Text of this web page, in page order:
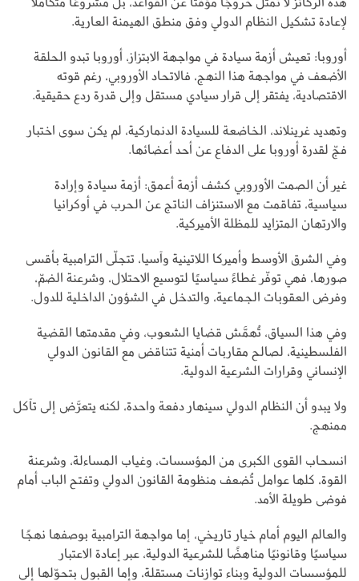
لإعادة تشكيل النظام الدولي وفق منطق الهيمنة العارية.
أوروبا: تعيش أزمة سيادة في مواجهة الابتزاز، أوروبا تبدو الحلقة
الأضعف في مواجهة هذا النهج، فالاتحاد الأوروبي، رغم قوته
الاقتصادية، يفتقر إلى قرار سيادي مستقل وإلى قدرة ردع حقيقية.
وتهديد غرينلاند، الخاضعة للسيادة الدنماركية، لم يكن سوى اختبار
فجّ لقدرة أوروبا على الدفاع عن أحد أعضائها.
غير أن الصمت الأوروبي كشف أزمة أعمق: أزمة سيادة وإرادة
سياسية، تفاقمت مع الاستنزاف الناتج عن الحرب في أوكرانيا
والارتهان المتزايد للمظلة الأميركية.
وفي الشرق الأوسط وأميركا اللاتينية وآسيا، تتجلّى الترامبية بأقسى
صورها، فهي توفّر غطاءً سياسيًا لتوسيع الاحتلال، وشرعنة الضمّ،
وفرض العقوبات الجماعية، والتدخل في الشؤون الداخلية للدول.
وفي هذا السياق، تُهمَّش قضايا الشعوب، وفي مقدمتها القضية
الفلسطينية، لصالح مقاربات أمنية تتناقض مع القانون الدولي
الإنساني وقرارات الشرعية الدولية.
ولا يبدو أن النظام الدولي سينهار دفعة واحدة، لكنه يتعرَّض إلى تآكل
ممنهج.
انسحاب القوى الكبرى من المؤسسات، وغياب المساءلة، وشرعنة
القوة، كلها عوامل تُضعف منظومة القانون الدولي وتفتح الباب أمام
فوضى طويلة الأمد.
والعالم اليوم أمام خيار تاريخي، إما مواجهة الترامبية بوصفها نهجًا
سياسيًا وقانونيًا مناهضًا للشرعية الدولية، عبر إعادة الاعتبار
للمؤسسات الدولية وبناء توازنات مستقلة، وإما القبول بتحوّلها إلى